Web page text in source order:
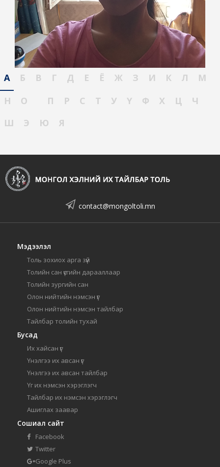
А Б В Г Д Е Ё Ж З И К Л
М
Н
О П Р С Т У Ү Ф Х Ц
Ч
Ш
Э Ю Я
contact@mongoltoli.mn
Мэдээлэл
Толь зохиох арга зүй
Толийн сан үсгийн дарааллаар
Толийн зургийн сан
Олон нийтийн нэмсэн үг
Олон нийтийн нэмсэн тайлбар
Тайлбар толийн тухай
Бусад
Их хайсан үг
Үнэлгээ их авсан үг
Үнэлгээ их авсан тайлбар
Үг их нэмсэн хэрэглэгч
Тайлбар их нэмсэн хэрэглэгч
Ашиглах заавар
Сошиал сайт
Facebook
Twitter
Google Plus